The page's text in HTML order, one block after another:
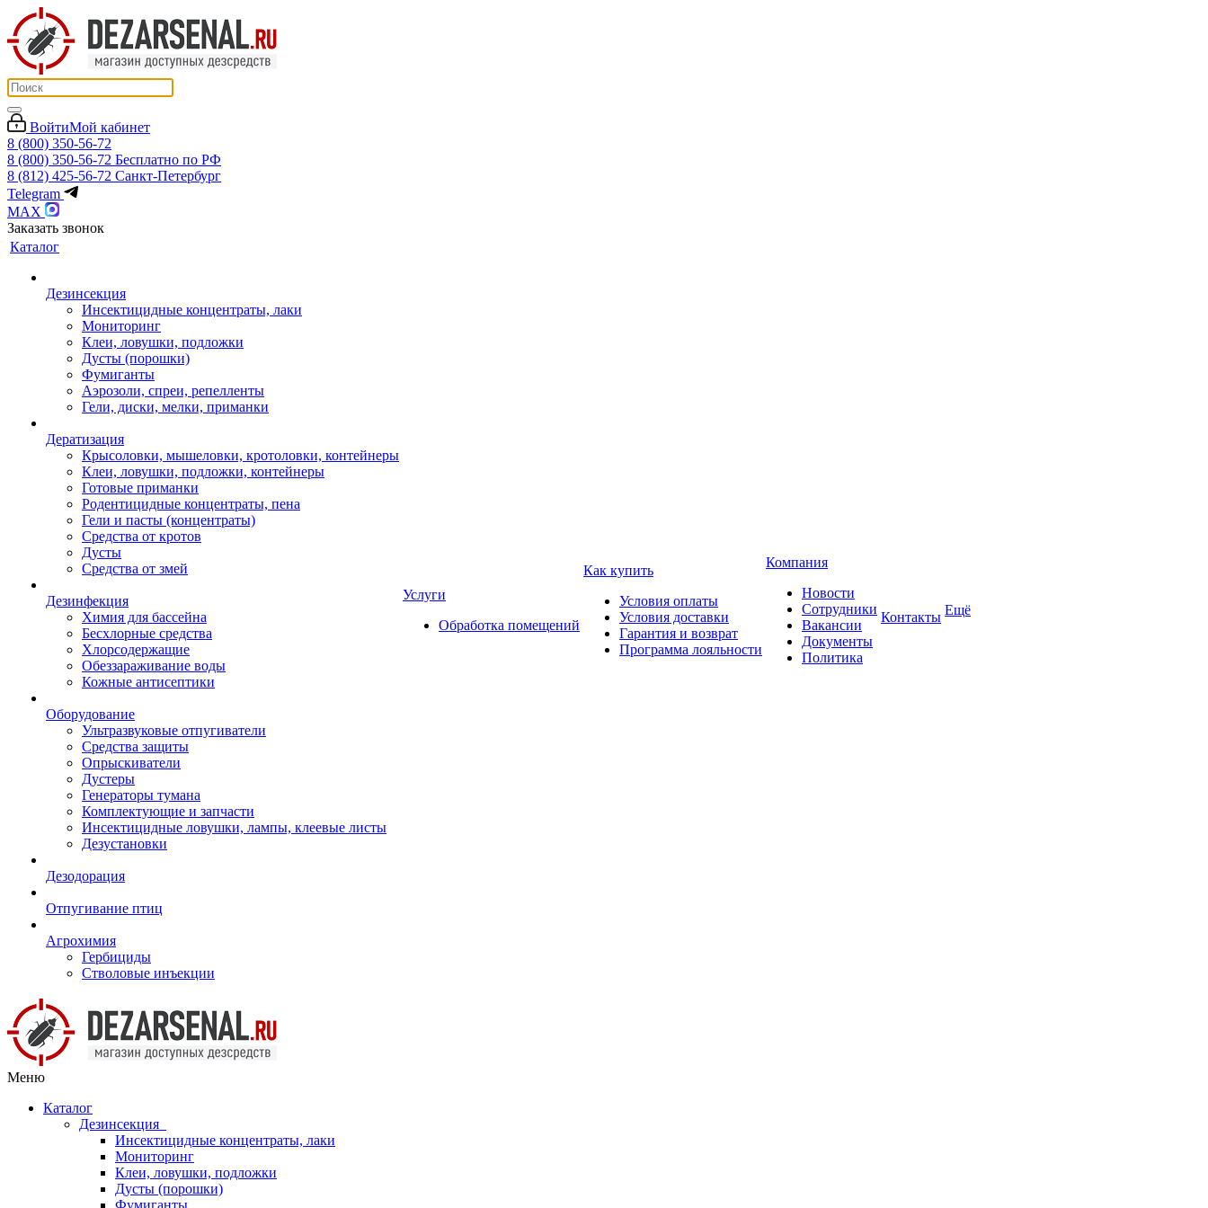
ВойтиМой кабинет
8 (800) 350-56-72
8 (800) 350-56-72 Бесплатно по РФ
8 (812) 425-56-72 Санкт-Петербург
Telegram
MAX
Заказать звонок
Каталог
Дезинсекция
Инсектицидные концентраты, лаки
Мониторинг
Клеи, ловушки, подложки
Дусты (порошки)
Фумиганты
Аэрозоли, спреи, репелленты
Гели, диски, мелки, приманки
Дератизация
Крысоловки, мышеловки, кротоловки, контейнеры
Клеи, ловушки, подложки, контейнеры
Готовые приманки
Родентицидные концентраты, пена
Гели и пасты (концентраты)
Средства от кротов
Дусты
Средства от змей
Дезинфекция
Химия для бассейна
Бесхлорные средства
Хлорсодержащие
Обеззараживание воды
Кожные антисептики
Оборудование
Ультразвуковые отпугиватели
Средства защиты
Опрыскиватели
Дустеры
Генераторы тумана
Комплектующие и запчасти
Инсектицидные ловушки, лампы, клеевые листы
Дезустановки
Дезодорация
Отпугивание птиц
Агрохимия
Гербициды
Стволовые инъекции
Услуги
Обработка помещений
Как купить
Условия оплаты
Условия доставки
Гарантия и возврат
Программа лояльности
Компания
Новости
Сотрудники
Вакансии
Документы
Политика
Контакты Ещё
Меню
Каталог
Дезинсекция
Инсектицидные концентраты, лаки
Мониторинг
Клеи, ловушки, подложки
Дусты (порошки)
Фумиганты